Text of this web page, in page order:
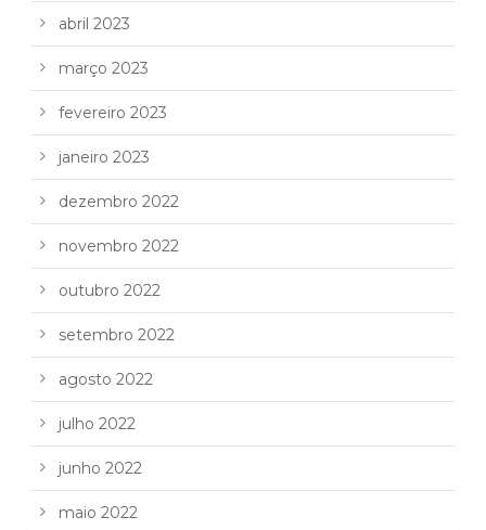
abril 2023
março 2023
fevereiro 2023
janeiro 2023
dezembro 2022
novembro 2022
outubro 2022
setembro 2022
agosto 2022
julho 2022
junho 2022
maio 2022